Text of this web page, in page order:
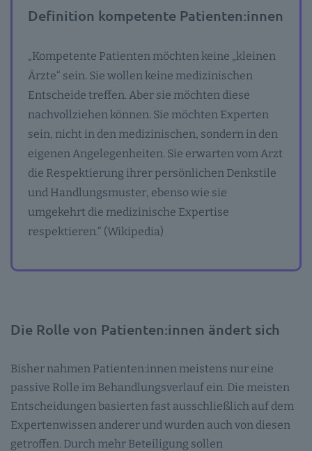
Definition kompetente Patienten:innen
„Kompetente Patienten möchten keine „kleinen
Ärzte“ sein. Sie wollen keine medizinischen
Entscheide treffen. Aber sie möchten diese
nachvollziehen können. Sie möchten Experten
sein, nicht in den medizinischen, sondern in den
eigenen Angelegenheiten. Sie erwarten vom Arzt
die Respektierung ihrer persönlichen Denkstile
und Handlungsmuster, ebenso wie sie
umgekehrt die medizinische Expertise
respektieren.“ (Wikipedia)
Die Rolle von Patienten:innen ändert sich
Bisher nahmen Patienten:innen meistens nur eine
passive Rolle im Behandlungsverlauf ein. Die meisten
Entscheidungen basierten fast ausschließlich auf dem
Expertenwissen anderer und wurden auch von diesen
getroffen. Durch mehr Beteiligung sollen